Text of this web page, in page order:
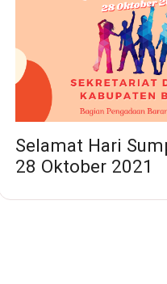
Selamat Hari
28 Oktober 2021